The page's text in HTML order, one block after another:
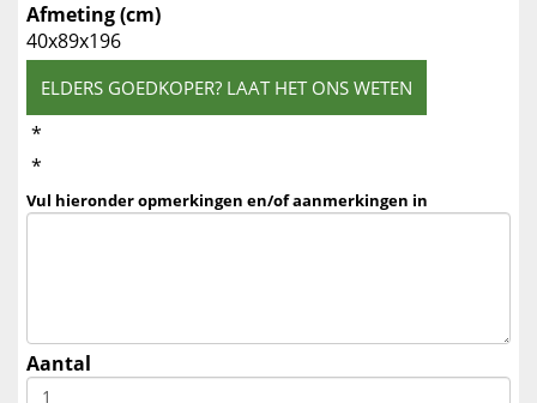
Afmeting (cm)
40x89x196
ELDERS GOEDKOPER? LAAT HET ONS WETEN
*
*
Vul hieronder opmerkingen en/of aanmerkingen in
Aantal